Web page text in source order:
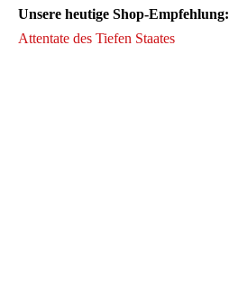
Unsere heutige Shop-Empfehlung:
Attentate des Tiefen Staates